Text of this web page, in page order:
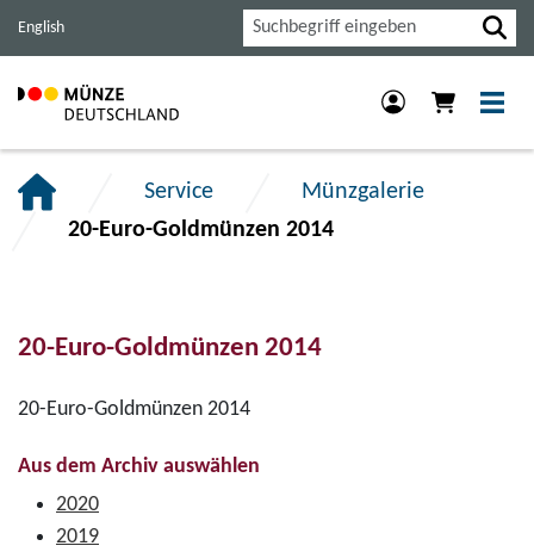
Haupt-
anspringen.
Inhalt
anspringen.
Footer
anspringen.
English Suche
Service
Münzgalerie
20-Euro-Goldmünzen 2014
20-Euro-Goldmünzen 2014
20-Euro-Goldmünzen 2014
Aus dem Archiv auswählen
2020
2019